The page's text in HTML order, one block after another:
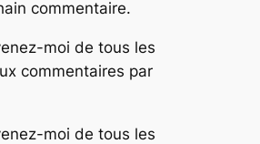
commentaire.
moi de tous les
commentaires par
moi de tous les